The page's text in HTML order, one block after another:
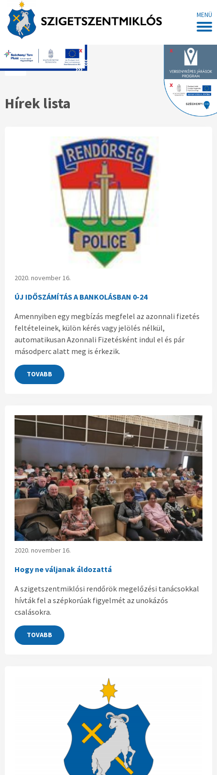
MENÜ
x
x
x
Főoldal
Hírek lista
2020. november 16.
ÚJ IDŐSZÁMÍTÁS A BANKOLÁSBAN 0-24
Amennyiben egy megbízás megfelel az azonnali fizetés
feltételeinek, külön kérés vagy jelölés nélkül,
automatikusan Azonnali Fizetésként indul el és pár
másodperc alatt meg is érkezik.
TOVABB
2020. november 16.
Hogy ne váljanak áldozattá
A szigetszentmiklósi rendőrök megelőzési tanácsokkal
hívták fel a szépkorúak figyelmét az unokázós
csalásokra.
TOVABB